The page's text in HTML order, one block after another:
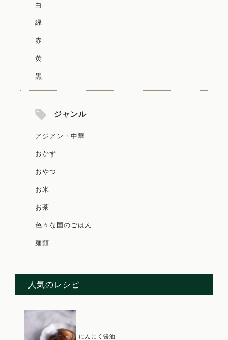
白
緑
赤
黄
黒
ジャンル
アジアン・中華
おかず
おやつ
お米
お茶
色々な国のごはん
麺類
人気のレシピ
にんにく醤油